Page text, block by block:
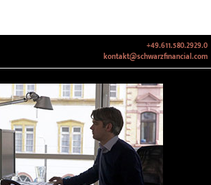
+49.611.580.2929.0
kontakt@schwarzfinancial.com